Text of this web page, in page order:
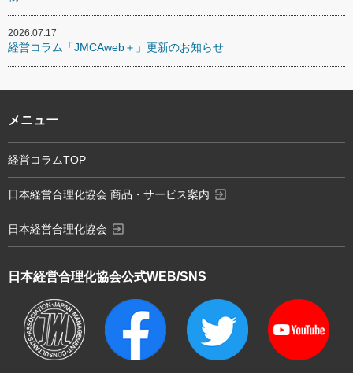
2026.07.17
経営コラム「JMCAweb＋」更新のお知らせ
日本経営合理化協会公式WEB/SNS
メニュー
経営コラムTOP
日本経営合理化協会 商品・サービス案内 exit_to_app
日本経営合理化協会 exit_to_app